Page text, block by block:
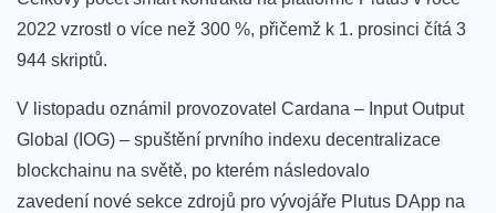
2022 vzrostl o více než 300 %, přičemž k 1. prosinci čítá 3
944 skriptů.
V listopadu oznámil provozovatel Cardana – Input Output
Global (IOG) – spuštění prvního indexu decentralizace
blockchainu na světě, po kterém následovalo
zavedení nové sekce zdrojů pro vývojáře Plutus DApp na